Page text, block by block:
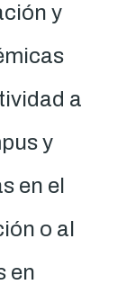
y
a
y
en el
o al
en